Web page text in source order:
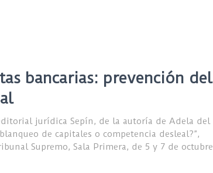
bancarias: prevención del
jurídica Sepín, de la autoría de Adela del
de capitales o competencia desleal?”,
Supremo, Sala Primera, de 5 y 7 de octubre